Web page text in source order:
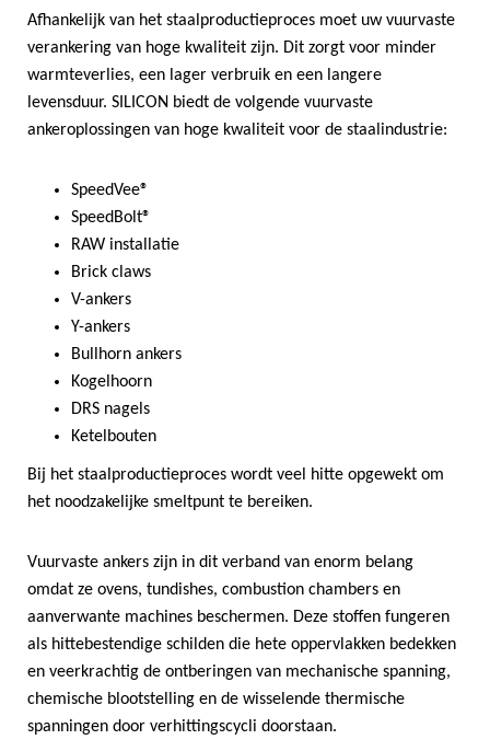
Afhankelijk van het staalproductieproces moet uw vuurvaste
verankering van hoge kwaliteit zijn. Dit zorgt voor minder
warmteverlies, een lager verbruik en een langere
levensduur. SILICON biedt de volgende vuurvaste
ankeroplossingen van hoge kwaliteit voor de staalindustrie:
SpeedVee®
SpeedBolt®
RAW installatie
Brick claws
V-ankers
Y-ankers
Bullhorn ankers
Kogelhoorn
DRS nagels
Ketelbouten
Bij het staalproductieproces wordt veel hitte opgewekt om
het noodzakelijke smeltpunt te bereiken.
Vuurvaste ankers zijn in dit verband van enorm belang
omdat ze ovens, tundishes, combustion chambers en
aanverwante machines beschermen. Deze stoffen fungeren
als hittebestendige schilden die hete oppervlakken bedekken
en veerkrachtig de ontberingen van mechanische spanning,
chemische blootstelling en de wisselende thermische
spanningen door verhittingscycli doorstaan.